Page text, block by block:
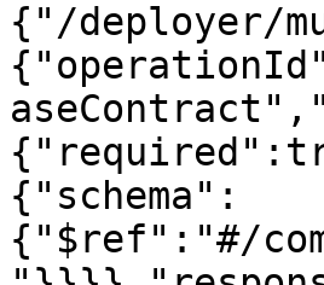
{"/deployer/
{"schema":
{"$ref":"#/